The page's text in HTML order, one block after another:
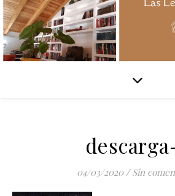
04/03/2020 / Sin